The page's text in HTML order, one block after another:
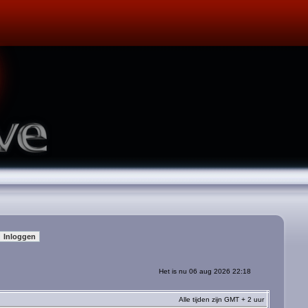
Het is nu 06 aug 2026 22:18
Alle tijden zijn GMT + 2 uur